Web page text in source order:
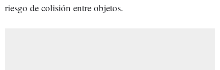
riesgo de colisión entre objetos.